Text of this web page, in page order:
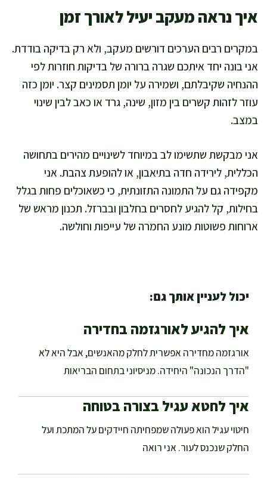
איך נראה מעקב יעיל לאורך זמן
במקרים רבים הערכים דורשים מעקב, ולא רק בדיקה בודדת.
אני בונה יחד איתכם שגרה ברורה של בדיקות חוזרות לפי
ההנחיה שקיבלתם, ושמירה על יומן תסמינים קצר. יומן כזה
עוזר לזהות קשרים בין מזון, שינה, גרד או כאב לבין שינוי
במצב.
אני מבקשת שתשימו לב במיוחד לשינויים מהירים בתחושה
הכללית, לירידה חדה בתיאבון, או להופעת צהבת. אני
מקפידה גם על התמונה התזונתית, כי כשאוכלים פחות בגלל
בחילות, קל להגיע לחסרים בחלבון ובברזל. תכנון מראש של
ארוחות פשוטות מונע החמרה של עייפות וחולשה.
יכול לעניין אותך גם:
איך להגיע לאורגזמה בחדירה
אורגזמה מחדירה אפשרית לחלק מהאנשים, אבל היא לא
"הדרך הנכונה" היחידה. מניסיוני בתחום הבריאות
איך לחטא עגיל בצורה בטוחה
חיטוי עגיל הוא פעולה שמפחיתה חיידקים על המתכת ועל
החלק שנכנס לעור. אני רואה